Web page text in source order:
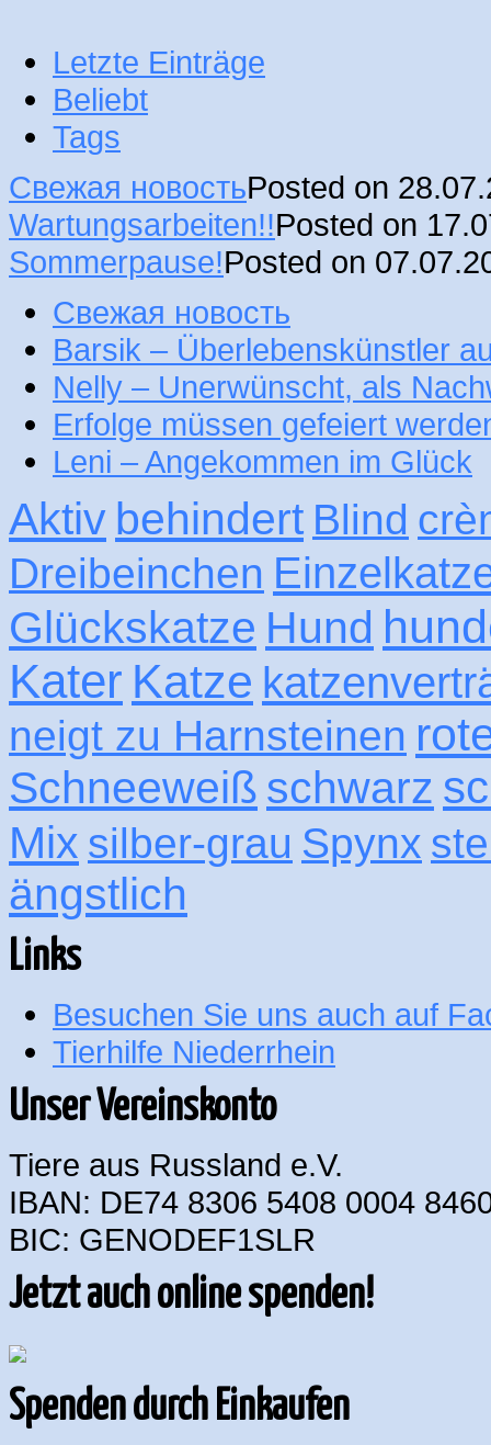
Letzte Einträge
Beliebt
Tags
Свежая новостьPosted on
Wartungsarbeiten!!Posted on
Sommerpause!Posted on
Свежая новость
Barsik – Überlebenskünstler
Nelly – Unerwünscht, als
Erfolge müssen gefeiert
Leni – Angekommen im Glück
Aktiv behindert Blind
Dreibeinchen
Glückskatze Hund
Kater Katze
neigt zu Harnsteinen
Schneeweiß schwarz
Mix silber-grau Spynx
ängstlich
Links
Besuchen Sie uns auch auf
Tierhilfe Niederrhein
Unser Vereinskonto
Tiere aus Russland e.V.
IBAN: DE74 8306 5408 0004
BIC: GENODEF1SLR
Jetzt auch online spenden!
Spenden durch Einkaufen